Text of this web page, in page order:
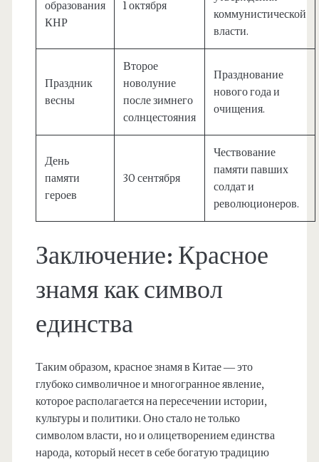
образования
КНР
1 октября
коммунистической
власти.
Праздник
весны
Второе
новолуние
после зимнего
солнцестояния
Празднование
нового года и
очищения.
День
памяти
героев
30 сентября
Чествование
памяти павших
солдат и
революционеров.
Заключение: Красное
знамя как символ
единства
Таким образом, красное знамя в Китае — это
глубоко символичное и многогранное явление,
которое располагается на пересечении истории,
культуры и политики. Оно стало не только
символом власти, но и олицетворением единства
народа, который несет в себе богатую традицию